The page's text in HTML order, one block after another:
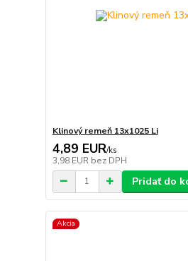
Klinový remeň 13x1025 Li
4,89 EUR/ks
3,98 EUR bez DPH
Pridať do
Akcia